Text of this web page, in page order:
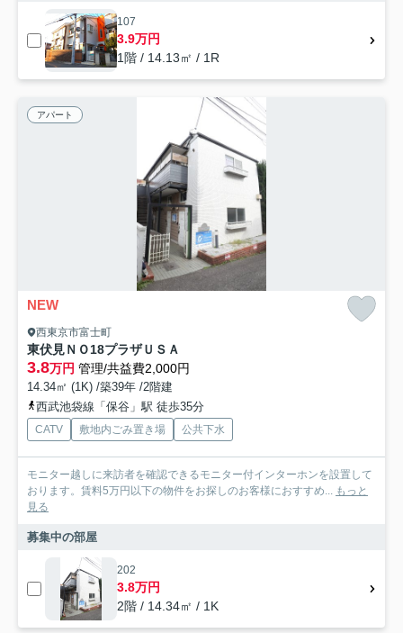
107
3.9万円
1階 / 14.13㎡ / 1R
アパート
NEW
西東京市富士町
東伏見ＮＯ18プラザＵＳＡ
3.8万円 管理/共益費2,000円
14.34㎡ (1K) /築39年 /2階建
西武池袋線「保谷」駅 徒歩35分
CATV 敷地内ごみ置き場 公共下水
モニター越しに来訪者を確認できるモニター付インターホンを設置して
おります。賃料5万円以下の物件をお探しのお客様におすすめ... もっと
見る
募集中の部屋
202
3.8万円
2階 / 14.34㎡ / 1K